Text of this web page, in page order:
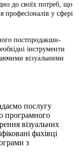
до своїх потреб, що
у сфері
постпродакшн-
інструменти
візуальними
послугу
програмного
візуальних
фахівці
з